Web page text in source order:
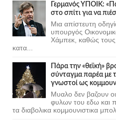
Γερμανός ΥΠΟΙΚ:
στο σπίτι για να
Μια απίστευτη
υπουργός
Χάμπεκ, καθώς τους
κατα...
Πάρα την «θεϊκή»
σύνταγμα παρέα με
γνωστοί ως
Μυαλο δεν βαζουν
φυλων του εδω και
τα διαβολικα κομμουνιστικα